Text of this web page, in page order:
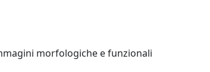
morfologiche e funzionali